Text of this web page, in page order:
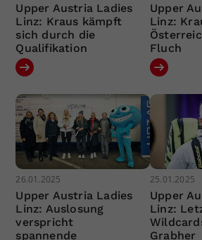
Upper Austria Ladies
Linz: Kraus kämpft
sich durch die
Qualifikation
Upper
Linz:
Fluch
26.01.2025
Upper Austria Ladies
Linz: Auslosung
verspricht
spannende
25.01.2025
Upper
Linz:
Grabher